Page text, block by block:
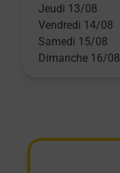
Jeudi 13/08
Vendredi 14/08
Samedi 15/08
Dimanche 16/08